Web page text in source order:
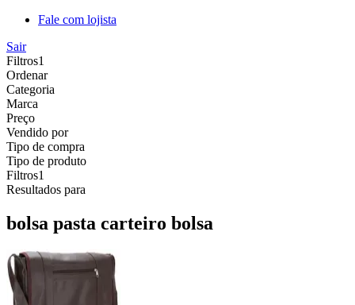
Fale com lojista
Sair
Filtros1
Ordenar
Categoria
Marca
Preço
Vendido por
Tipo de compra
Tipo de produto
Filtros1
Resultados para
bolsa pasta carteiro bolsa